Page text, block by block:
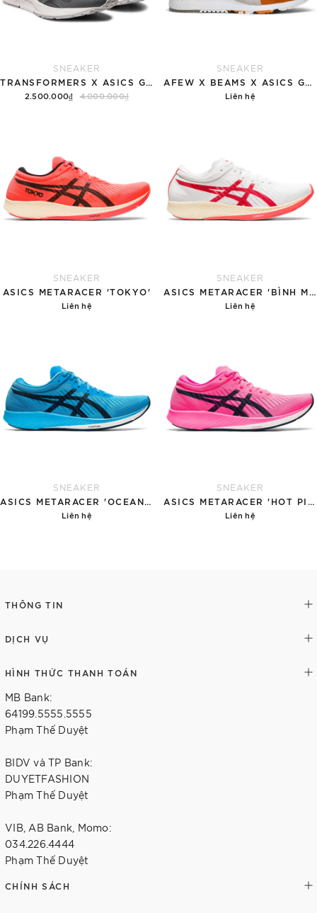
SNEAKER
TRANSFORMERS X ASICS GEL LYTE 5 'MULTI-COLOR'
2.500.000₫ 4.000.000₫
SNEAKER
AFEW X BEAMS X ASICS GEL LYTE 3 'ORANGE KOI'
Liên hệ
SNEAKER
ASICS METARACER 'TOKYO'
Liên hệ
SNEAKER
ASICS METARACER 'BÌNH MINH'
Liên hệ
SNEAKER
ASICS METARACER 'OCEAN BLUE'
Liên hệ
SNEAKER
ASICS METARACER 'HOT PINK'
Liên hệ
THÔNG TIN
DỊCH VỤ
HÌNH THỨC THANH TOÁN
MB Bank:
64199.5555.5555
Phạm Thế Duyệt
BIDV và TP Bank:
DUYETFASHION
Phạm Thế Duyệt
VIB, AB Bank, Momo:
034.226.4444
Phạm Thế Duyệt
CHÍNH SÁCH